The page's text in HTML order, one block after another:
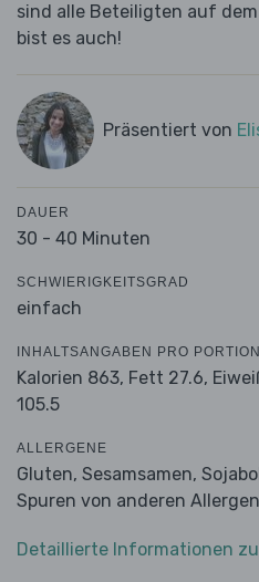
sind alle Beteiligten auf
bist es auch!
Präsentiert von
DAUER
30 - 40 Minuten
SCHWIERIGKEITSGRAD
einfach
INHALTSANGABEN PRO PORTION
Kalorien 863, Fett 27.6,
105.5
ALLERGENE
Gluten, Sesamsamen,
Spuren von anderen
Detaillierte Informationen